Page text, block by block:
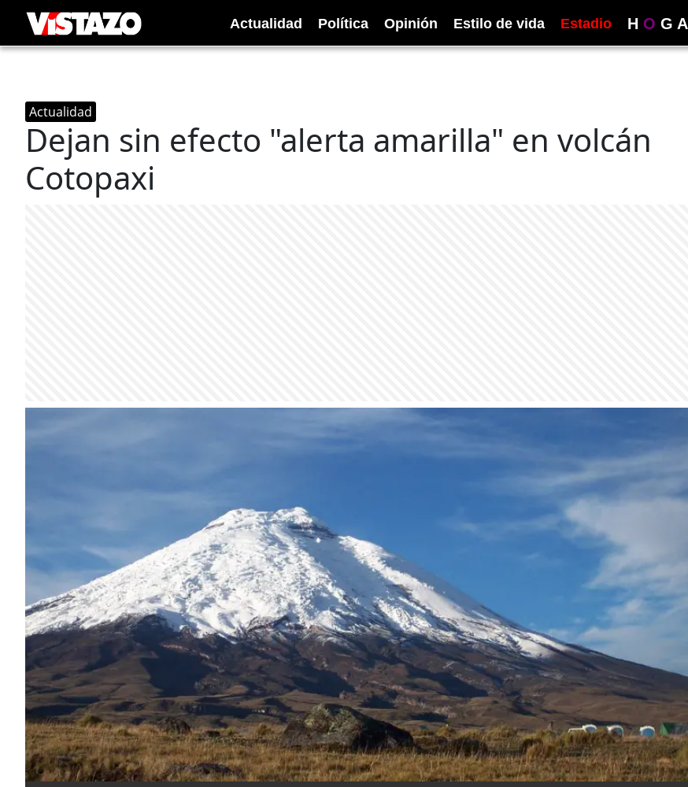
Actualidad Política Opinión Estilo de vida Estadio H O G A
Actualidad
Dejan sin efecto "alerta amarilla" en volcán
Cotopaxi